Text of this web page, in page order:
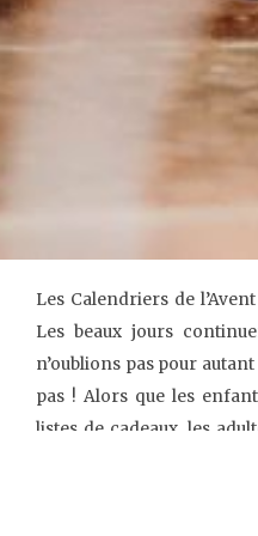
Les Calendriers de
Les beaux jours
n’oublions pas pour
pas ! Alors que les
listes de cadeaux, les